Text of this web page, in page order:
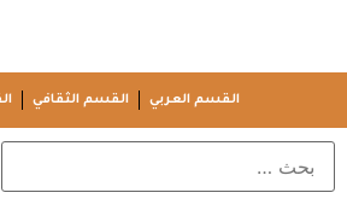
القسم العربي القسم الثقافي